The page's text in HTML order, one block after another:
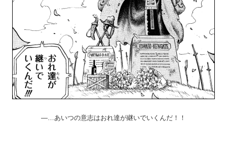
―…あいつの意志はおれ達が継いでいくんだ！！